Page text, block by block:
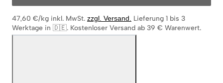
47,60 €/kg inkl. MwSt. zzgl. Versand. Lieferung 1 bis 3
Werktage in 🇩🇪. Kostenloser Versand ab 39 € Warenwert.